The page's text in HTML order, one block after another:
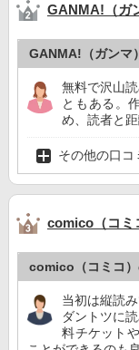
GANMA!（ガ
GANMA!（ガンマ
無料で沢山
ともある。
め、読者と
その他の口コ
comico（コミ
comico（コミコ）
当初は縦読
ダントツに
料チケット